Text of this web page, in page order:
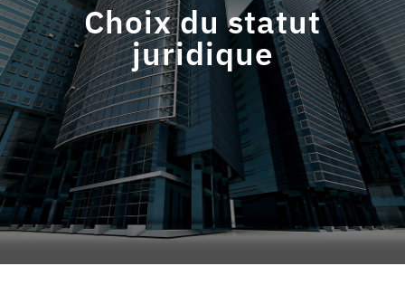
Choix du statut
juridique